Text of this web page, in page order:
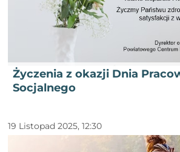
Życzenia z okazji Dnia
Socjalnego
19 Listopad 2025, 12:30